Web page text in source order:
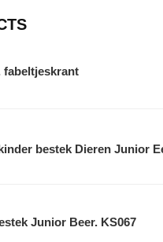
fabeltjeskrant
bestek Dieren Junior
Junior Beer. KS067